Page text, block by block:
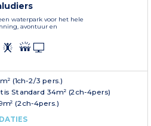
waterpark voor het hele
avontuur en
(1ch-2/3 pers.)
Standard 34m² (2ch-4pers)
(2ch-4pers.)